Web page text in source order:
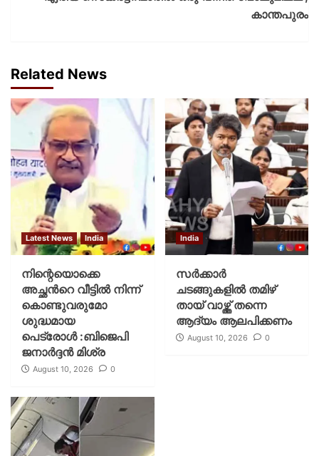
കാന്തപുരം
Related News
Latest News India
നിന്റെയൊക്കെ
അച്ഛൻറെ വീട്ടിൽ നിന്ന്
കൊണ്ടുവരുമോ
ശുദ്ധമായ
പെട്രോൾ :ബിജെപി
ജനാർദ്ദൻ മിശ്ര
August 10, 2026 0
India
സർക്കാർ
ചടങ്ങുകളിൽ തമിഴ്
തായ് വാഴ്ത്ത് തന്നെ
ആദ്യം ആലപിക്കണം
August 10, 2026 0